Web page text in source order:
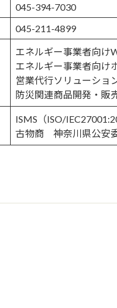
045-394-7030
045-211-4899
エネルギー事業者向け
エネルギー事業者向け
営業代行ソリューショ
防災関連商品開発・販
ISMS（ISO/
古物商 神奈川県公安